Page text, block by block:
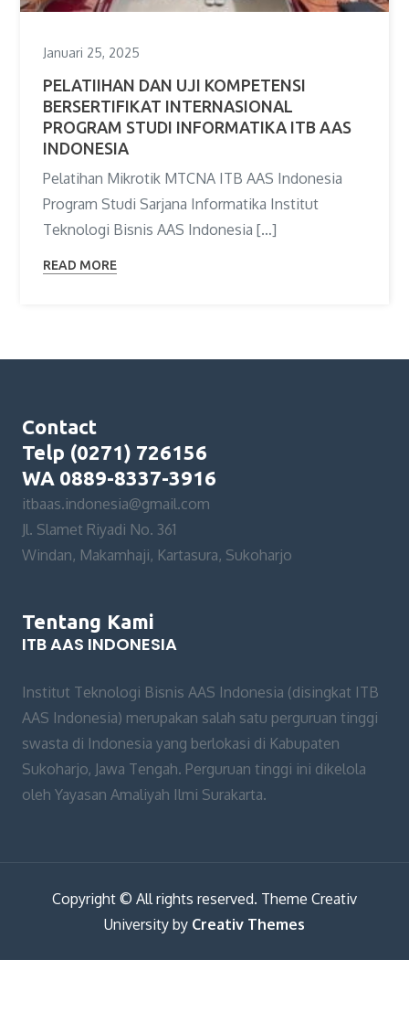
Januari 25, 2025
PELATIIHAN DAN UJI KOMPETENSI
BERSERTIFIKAT INTERNASIONAL
PROGRAM STUDI INFORMATIKA ITB AAS
INDONESIA
Pelatihan Mikrotik MTCNA ITB AAS Indonesia
Program Studi Sarjana Informatika Institut
Teknologi Bisnis AAS Indonesia […]
READ MORE
Contact
Telp (0271) 726156
WA 0889-8337-3916
itbaas.indonesia@gmail.com
Jl. Slamet Riyadi No. 361
Windan, Makamhaji, Kartasura, Sukoharjo
Tentang Kami
ITB AAS INDONESIA
Institut Teknologi Bisnis AAS Indonesia (disingkat ITB
AAS Indonesia) merupakan salah satu perguruan tinggi
swasta di Indonesia yang berlokasi di Kabupaten
Sukoharjo, Jawa Tengah. Perguruan tinggi ini dikelola
oleh Yayasan Amaliyah Ilmi Surakarta.
Copyright © All rights reserved. Theme Creativ
University by Creativ Themes